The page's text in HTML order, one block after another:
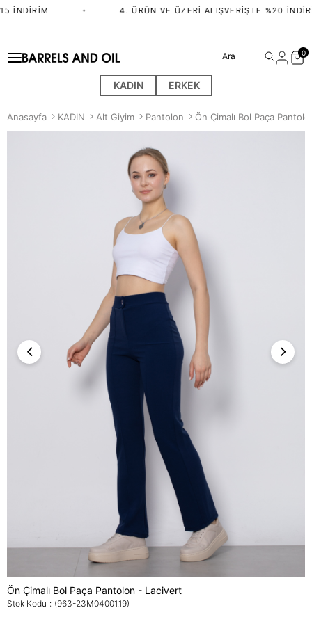
İNDIRIM 4. ÜRÜN VE ÜZERI ALIŞVERIŞTE %20
KADIN ERKEK
Ara 0
Anasayfa KADIN Alt Giyim Pantolon Ön Çimalı Bol Paça
Ön Çimalı Bol Paça Pantolon - Lacivert
Stok Kodu (963-23M04001.19)